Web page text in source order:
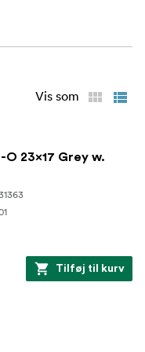
for dem, der sætter
valg, der
Vis som
O 23x17 Grey w.
Tilføj til kurv